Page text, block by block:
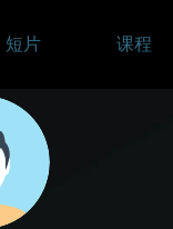
短片 课程